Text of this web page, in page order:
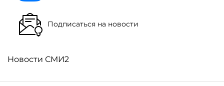
Подписаться на новости
Новости СМИ2